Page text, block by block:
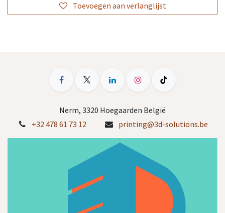
Toevoegen aan verlanglijst
Nerm, 3320 Hoegaarden België
+32 478 61 73 12
printing@3d-solutions.be